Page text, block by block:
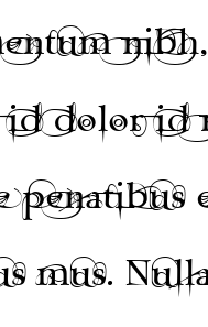
dolor id
penatibus
mus.